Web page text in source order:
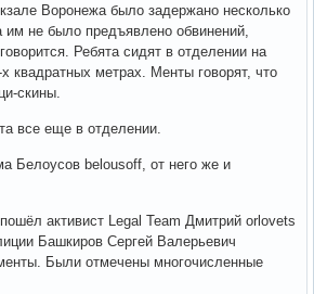
Воронежа было задержано несколько
им не было предъявлено обвинений,
Ребята сидят в отделении на
квадратных метрах. Менты говорят, что
скины.
все еще в отделении.
Белоусов belousoff, от него же и
активист Legal Team Дмитрий orlovets
Башкиров Сергей Валерьевич
Были отмечены многочисленные